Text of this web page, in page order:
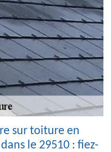
sur toiture en
le 29510 : fiez-